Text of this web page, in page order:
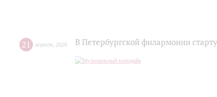
21 апреля 2026 В Петербургской филармонии